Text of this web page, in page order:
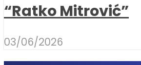
“Ratko Mitrović”
03/06/2026